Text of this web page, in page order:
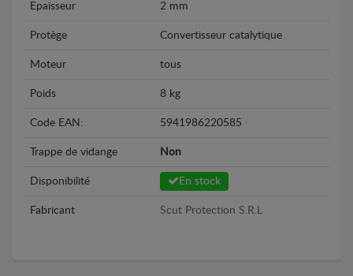
Epaisseur 2 mm
Protège Convertisseur catalytique
Moteur tous
Poids 8 kg
Code EAN: 5941986220585
Trappe de vidange Non
Disponibilité En stock
Fabricant Scut Protection S.R.L